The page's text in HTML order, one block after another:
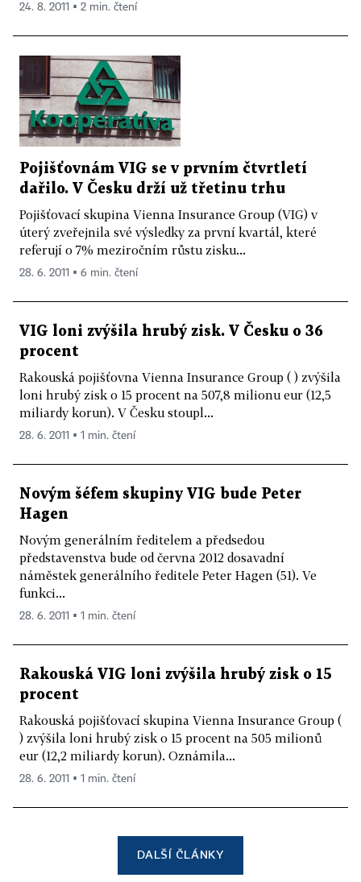
24. 8. 2011 ▪ 2 min. čtení
Pojišťovnám VIG se v prvním čtvrtletí
dařilo. V Česku drží už třetinu trhu
Pojišťovací skupina Vienna Insurance Group (VIG) v
úterý zveřejnila své výsledky za první kvartál, které
referují o 7% meziročním růstu zisku...
28. 6. 2011 ▪ 6 min. čtení
VIG loni zvýšila hrubý zisk. V Česku o 36
procent
Rakouská pojišťovna Vienna Insurance Group ( ) zvýšila
loni hrubý zisk o 15 procent na 507,8 milionu eur (12,5
miliardy korun). V Česku stoupl...
28. 6. 2011 ▪ 1 min. čtení
Novým šéfem skupiny VIG bude Peter
Hagen
Novým generálním ředitelem a předsedou
představenstva bude od června 2012 dosavadní
náměstek generálního ředitele Peter Hagen (51). Ve
funkci...
28. 6. 2011 ▪ 1 min. čtení
Rakouská VIG loni zvýšila hrubý zisk o 15
procent
Rakouská pojišťovací skupina Vienna Insurance Group (
) zvýšila loni hrubý zisk o 15 procent na 505 milionů
eur (12,2 miliardy korun). Oznámila...
28. 6. 2011 ▪ 1 min. čtení
DALŠÍ ČLÁNKY